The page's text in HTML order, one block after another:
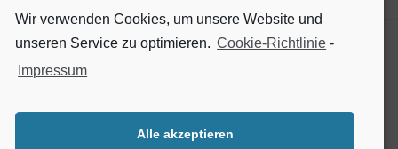
SOCIAL MEDIA
Wir verwenden Cookies, um unsere Website und
unseren Service zu optimieren. Cookie-Richtlinie -
Impressum
Alle akzeptieren